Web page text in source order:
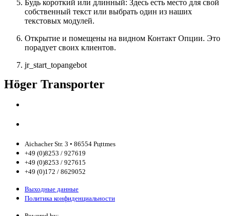
Будь короткий или длинный: Здесь есть место для свой
собственный текст или выбрать один из наших
текстовых модулей.
Открытие и помещены на видном Контакт Опции. Это
порадует своих клиентов.
jr_start_topangebot
Höger Transporter
Aichacher Str. 3 • 86554 Pцttmes
+49 (0)8253 / 927619
+49 (0)8253 / 927615
+49 (0)172 / 8629052
Выходные данные
Политика конфиденциальности